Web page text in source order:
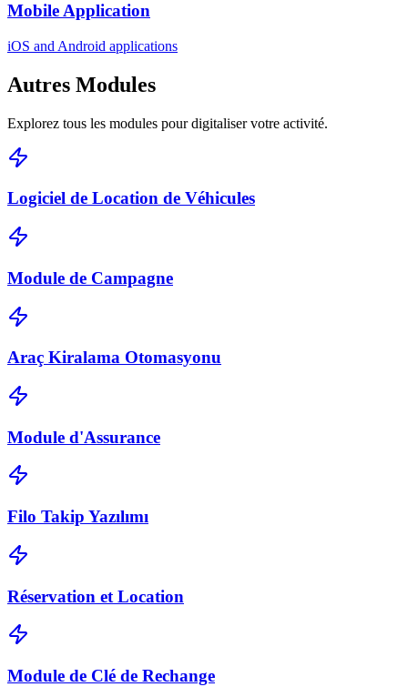
Mobile Application
iOS and Android applications
Autres Modules
Explorez tous les modules pour digitaliser votre activité.
Logiciel de Location de Véhicules
Module de Campagne
Araç Kiralama Otomasyonu
Module d'Assurance
Filo Takip Yazılımı
Réservation et Location
Module de Clé de Rechange